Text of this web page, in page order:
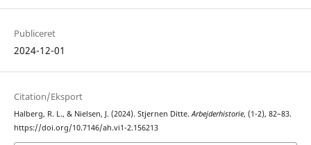
Publiceret
2024-12-01
Citation/Eksport
Halberg, R. L., & Nielsen, J. (2024). Stjernen Ditte.Arbejderhistorie, (1-2), 82–83.
https://doi.org/10.7146/ah.vi1-2.156213